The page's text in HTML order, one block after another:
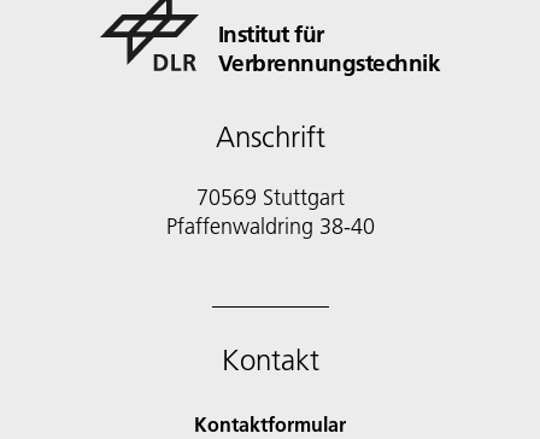
Institut für
Verbrennungstechnik
Anschrift
70569 Stuttgart
Pfaffenwaldring 38-40
Kontakt
Kontaktformular